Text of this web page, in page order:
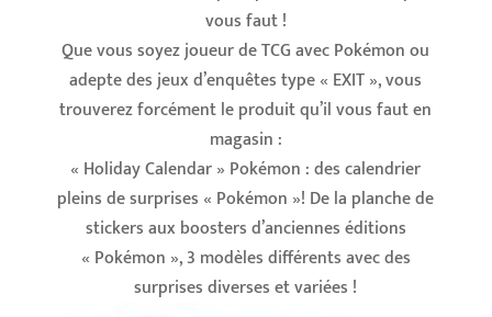
vous faut !
Que vous soyez joueur de TCG avec Pokémon ou
adepte des jeux d’enquêtes type « EXIT », vous
trouverez forcément le produit qu’il vous faut en
magasin :
« Holiday Calendar » Pokémon : des calendrier
pleins de surprises « Pokémon »! De la planche de
stickers aux boosters d’anciennes éditions
« Pokémon », 3 modèles différents avec des
surprises diverses et variées !